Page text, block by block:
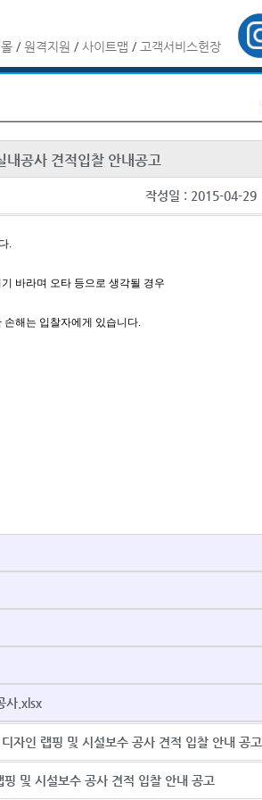
/ 원격지원 / 사이트맵 / 고객서비스헌장
공사 견적입찰 안내공고
작성일 : 2015-04-29
.
바라며 오타 등으로 생각될 경우
해는 입찰자에게 있습니다.
사.xlsx
자인 랩핑 및 시설보수 공사 견적 입찰 안내 공고
및 시설보수 공사 견적 입찰 안내 공고